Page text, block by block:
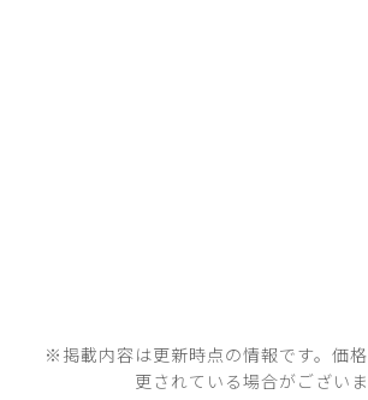
※掲載内容は更新時点の情報です。価
更されている場合がございま